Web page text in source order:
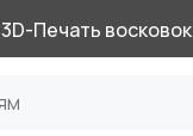
3D-Печать восковок